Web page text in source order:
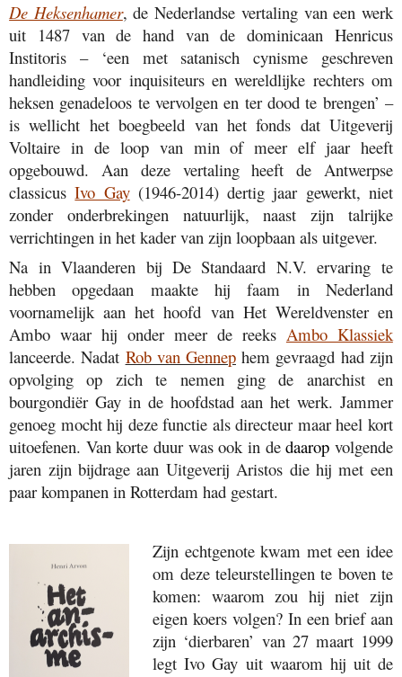
De Heksenhamer, de Nederlandse vertaling van een werk
uit 1487 van de hand van de dominicaan Henricus
Institoris – ‘een met satanisch cynisme geschreven
handleiding voor inquisiteurs en wereldlijke rechters om
heksen genadeloos te vervolgen en ter dood te brengen’ –
is wellicht het boegbeeld van het fonds dat Uitgeverij
Voltaire in de loop van min of meer elf jaar heeft
opgebouwd. Aan deze vertaling heeft de Antwerpse
classicusIvo Gay(1946-2014) dertig jaar gewerkt, niet
zonder onderbrekingen natuurlijk, naast zijn talrijke
verrichtingen in het kader van zijn loopbaan als uitgever.
Na in Vlaanderen bij De Standaard N.V. ervaring te
hebben opgedaan maakte hij faam in Nederland
voornamelijk aan het hoofd van Het Wereldvenster en
Ambo waar hij onder meer de reeks Ambo Klassiek
lanceerde. Nadat Rob van Gennep hem gevraagd had zijn
opvolging op zich te nemen ging de anarchist en
bourgondiër Gay in de hoofdstad aan het werk. Jammer
genoeg mocht hij deze functie als directeur maar heel kort
uitoefenen. Van korte duur was ook in dedaarop volgende
jaren zijn bijdrage aan Uitgeverij Aristos die hij met een
paar kompanen in Rotterdam had gestart.
Zijn echtgenote kwam met een idee
om deze teleurstellingen te boven te
komen: waarom zou hij niet zijn
eigen koers volgen? In een brief aan
zijn ‘dierbaren’ van 27 maart 1999
legt Ivo Gay uit waarom hij uit de